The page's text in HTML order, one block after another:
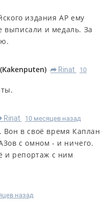
издания АР ему
и медаль. За
(Kakenputen) R Rinat
10
Rinat 10 месяцев назад
Вон в своё время Каплан
с омном - и ничего.
и репортаж с ним
назад